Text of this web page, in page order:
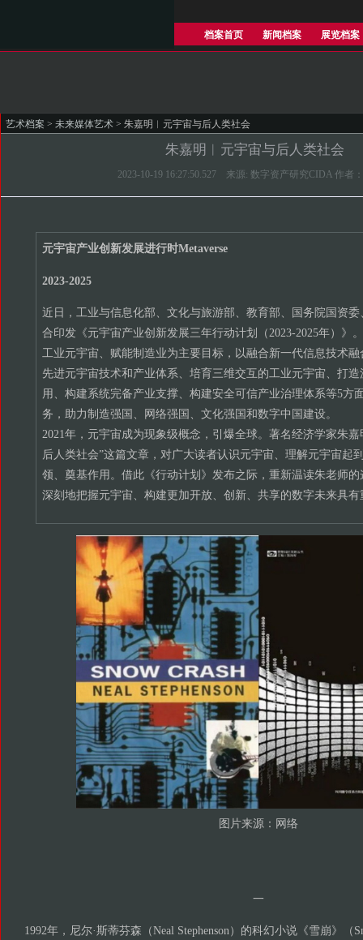
档案首页 新闻档案 展览档案
艺术档案 > 未来媒体艺术 > 朱嘉明︱元宇宙与后人类社会
朱嘉明︱元宇宙与后人类社会
2023-10-19 16:27:50.527 来源: 数字资产研究CIDA 作者
元宇宙产业创新发展进行时Metaverse
2023-2025
近日，工业与信息化部、文化与旅游部、教育部、国务院国资
合印发《元宇宙产业创新发展三年行动计划（2023-2025年）》
工业元宇宙、赋能制造业为主要目标，以融合新一代信息技术
先进元宇宙技术和产业体系、培育三维交互的工业元宇宙、打
用、构建系统完备产业支撑、构建安全可信产业治理体系等5方
务，助力制造强国、网络强国、文化强国和数字中国建设。
2021年，元宇宙成为现象级概念，引爆全球。著名经济学家朱
后人类社会”这篇文章，对广大读者认识元宇宙、理解元宇宙起
领、奠基作用。借此《行动计划》发布之际，重新温读朱老师
深刻地把握元宇宙、构建更加开放、创新、共享的数字未来具
图片来源：网络
一
1992年， 尼尔·斯蒂芬森 （Neal Stephenson） 的科幻小说《雪崩》（